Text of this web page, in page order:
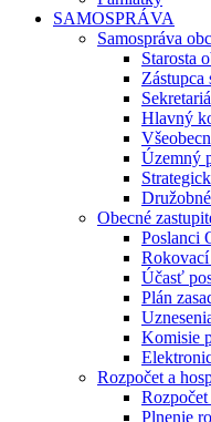
SAMOSPRÁVA
Samospráva
Starosta
Zástupca
Hlavný
Územný
Obecné
Poslanci
Účasť
Plán
Komisie
Rozpočet a
Rozpočet
Plnenie